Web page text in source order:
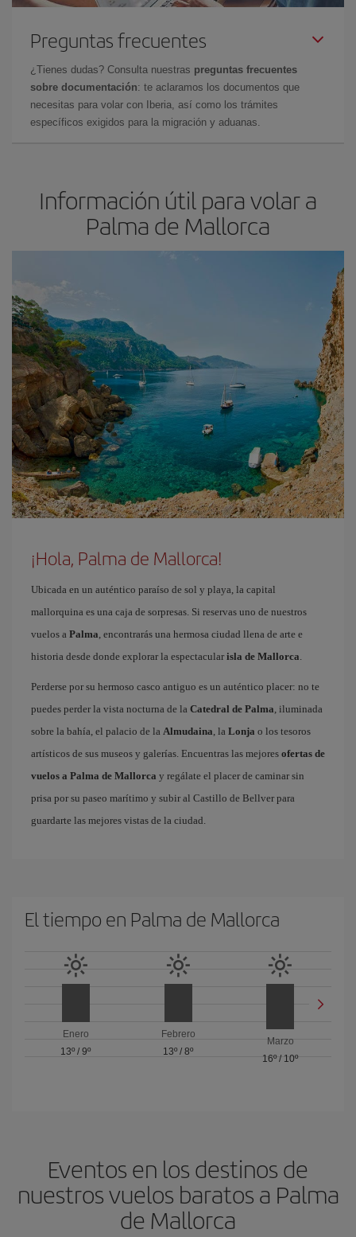
Preguntas frecuentes
¿Tienes dudas? Consulta nuestras preguntas frecuentes
sobre documentación: te aclaramos los documentos que
necesitas para volar con Iberia, así como los trámites
específicos exigidos para la migración y aduanas.
Información útil para volar a
Palma de Mallorca
¡Hola, Palma de Mallorca!
Ubicada en un auténtico paraíso de sol y playa, la capital
mallorquina es una caja de sorpresas. Si reservas uno de nuestros
vuelos a Palma, encontrarás una hermosa ciudad llena de arte e
historia desde donde explorar la espectacular isla de Mallorca.
Perderse por su hermoso casco antiguo es un auténtico placer: no te
puedes perder la vista nocturna de la Catedral de Palma, iluminada
sobre la bahía, el palacio de la Almudaina, la Lonja o los tesoros
artísticos de sus museos y galerías. Encuentras las mejores ofertas de
vuelos a Palma de Mallorca y regálate el placer de caminar sin
prisa por su paseo marítimo y subir al Castillo de Bellver para
guardarte las mejores vistas de la ciudad.
El tiempo en Palma de Mallorca
Enero
13º /9º
Febrero
13º / 8º
Marzo
16º/ 10º
Eventos en los destinos de
nuestros vuelos baratos a Palma
de Mallorca